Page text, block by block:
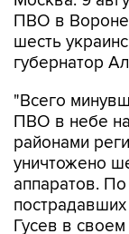
губернатор
"Всего
районами
уничтожено
аппаратов.
Гусев в